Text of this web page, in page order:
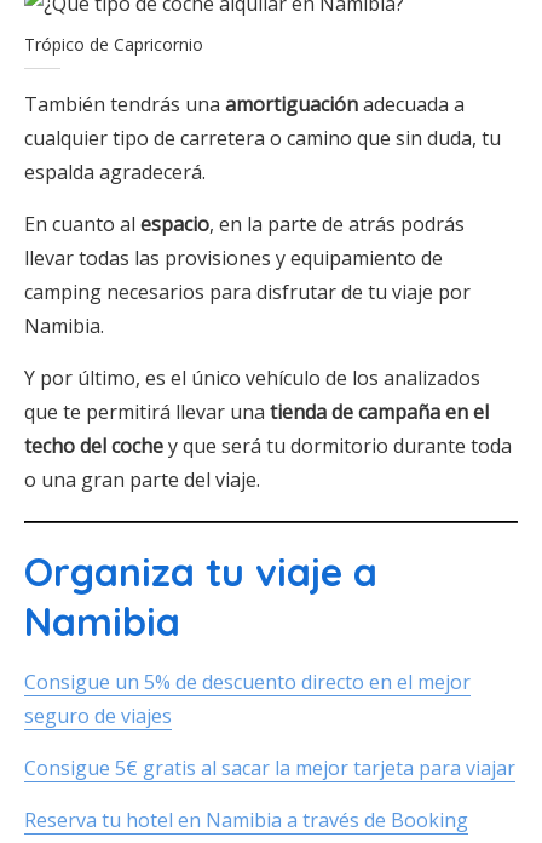
Trópico de Capricornio
También tendrás una amortiguaciónadecuada a
cualquier tipo de carretera o camino que sin duda, tu
espalda agradecerá.
En cuanto al espacio, en la parte de atrás podrás
llevar todas las provisiones y equipamiento de
camping necesarios para disfrutar de tu viaje por
Namibia.
Y por último, es el único vehículo de los analizados
que te permitirá llevar una tienda de campaña en el
techo del cochey que será tu dormitorio durante toda
o una gran parte del viaje.
Organiza tu viaje a
Namibia
Consigue un 5% de descuento directo en el mejor
seguro de viajes
Consigue 5€ gratis al sacar la mejor tarjeta para viajar
Reserva tu hotel en Namibia a través de Booking